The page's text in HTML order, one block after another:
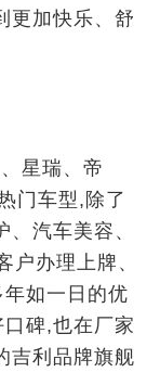
更加快乐、舒
星瑞、帝
门车型,除了
汽车美容、
户办理上牌、
如一日的优
碑,也在厂家
吉利品牌旗舰